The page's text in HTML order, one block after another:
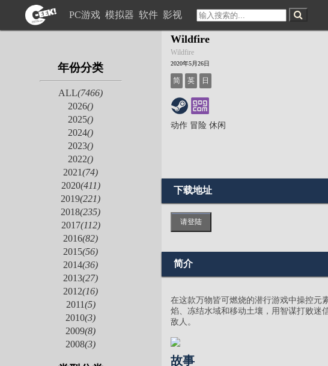
PC游戏 模拟器 软件 影视
年份分类
ALL(7466)
2026()
2025()
2024()
2023()
2022()
2021(74)
2020(411)
2019(221)
2018(235)
2017(112)
2016(82)
2015(56)
2014(36)
2013(27)
2012(16)
2011(5)
2010(3)
2009(8)
2008(3)
Wildfire
Wildfire
2020年5月26日
简 英 日
动作 冒险 休闲
下载地址
请登陆
简介
在这款万物皆可燃烧的潜行游戏中操控元
焰、冻结水域和移动土壤，用智谋打败迷
敌人。
故事